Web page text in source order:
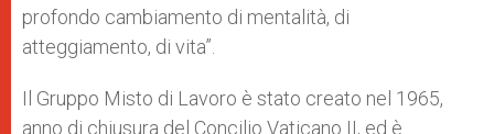
profondo cambiamento di mentalità, di
atteggiamento, di vita”.
Il Gruppo Misto di Lavoro è stato creato nel 1965,
anno di chiusura del Concilio Vaticano II, ed è